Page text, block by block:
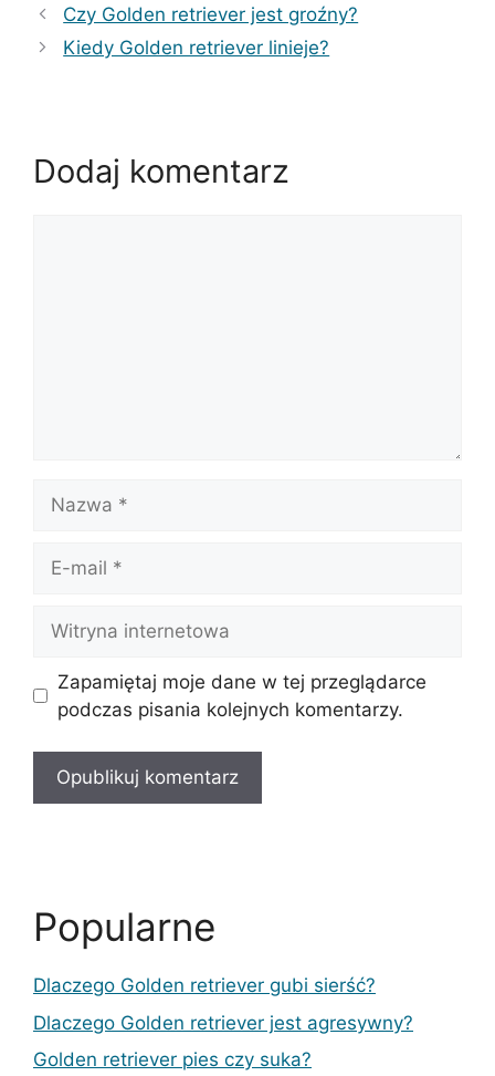
Czy Golden retriever jest groźny?
Kiedy Golden retriever linieje?
Dodaj komentarz
mail
internetowa
Zapamiętaj moje dane w tej przeglądarce
podczas pisania kolejnych komentarzy.
Popularne
Dlaczego Golden retriever gubi sierść?
Dlaczego Golden retriever jest agresywny?
Golden retriever pies czy suka?